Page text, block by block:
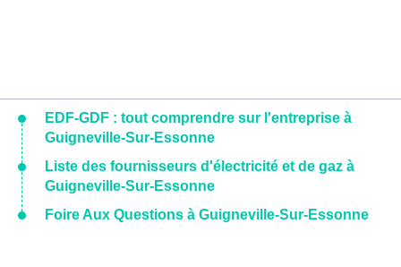
EDF-GDF : tout comprendre sur l'entreprise à
Guigneville-Sur-Essonne
Liste des fournisseurs d'électricité et de gaz à
Guigneville-Sur-Essonne
Foire Aux Questions à Guigneville-Sur-Essonne